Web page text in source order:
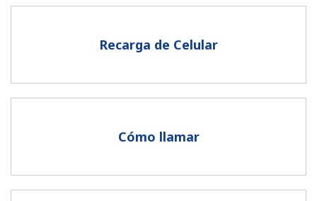
Un caracter especial
Al abrir una cuenta en este sitio web, estoy de acuerdo con
Recarga de Celular
Cómo llamar